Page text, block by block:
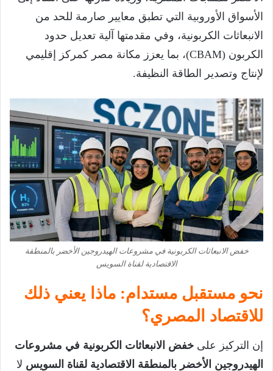
الأسواق الأوروبية التي تطبق معايير صارمة للحد من
الانبعاثات الكربونية، وفي مقدمتها آلية تعديل حدود
الكربون (CBAM)، بما يعزز مكانة مصر كمركز إقليمي
لإنتاج وتصدير الطاقة النظيفة.
خفض الانبعاثات الكربونية في مشروعات الهيدروجين الأخضر بالمنطقة
الاقتصادية لقناة السويس
نحو مستقبل مستدام: ماذا يعني ذلك
للاقتصاد المصري؟
إن التركيز على خفض الانبعاثات الكربونية في مشروعات
الهيدروجين الأخضر بالمنطقة الاقتصادية لقناة السويس لا